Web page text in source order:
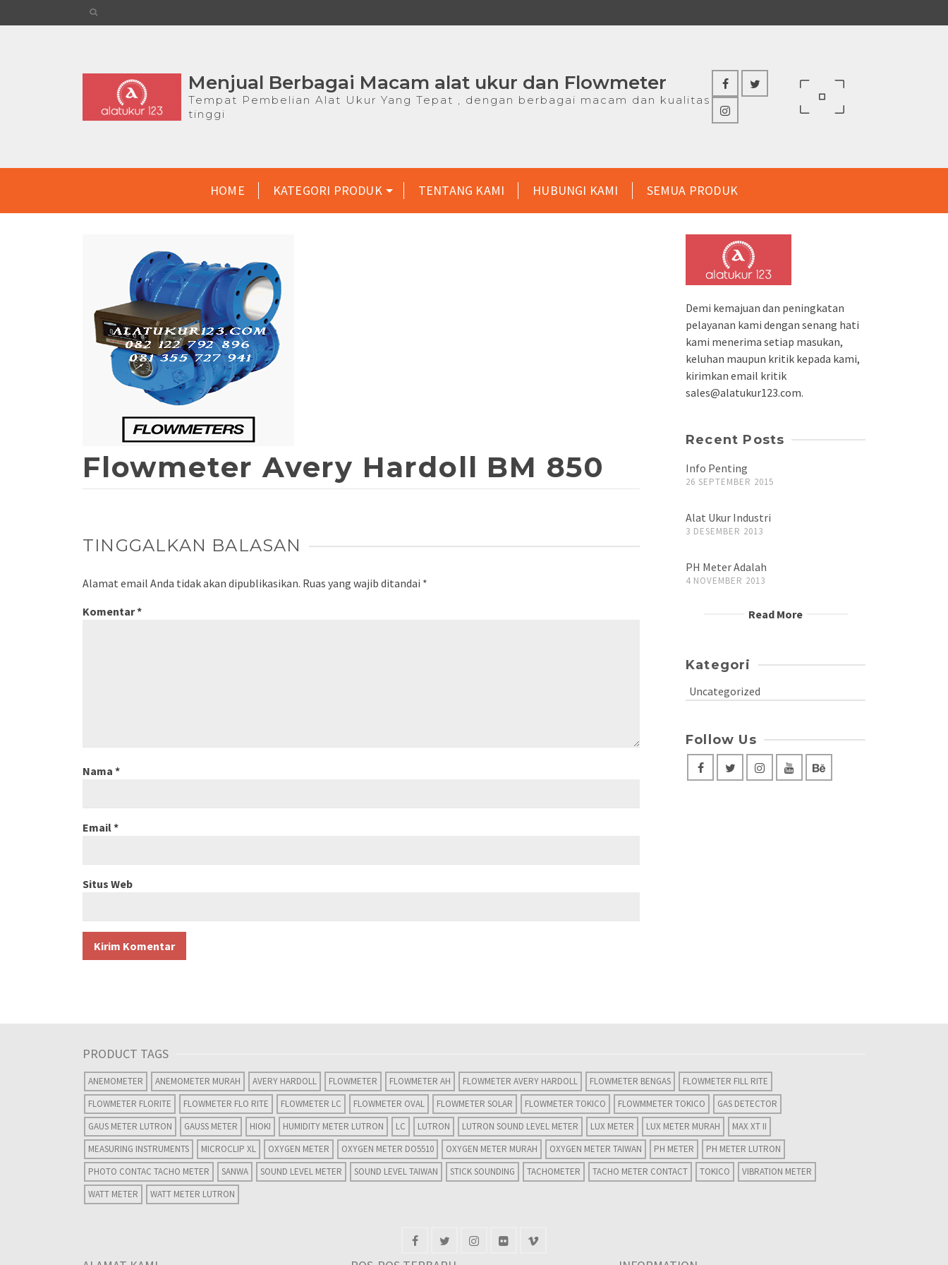
Menjual Berbagai Macam alat ukur dan Flowmeter
Tempat Pembelian Alat Ukur Yang Tepat , dengan berbagai macam dan kualitas
tinggi
HOME KATEGORI PRODUK TENTANG KAMI HUBUNGI KAMI SEMUA PRODUK
Flowmeter Avery Hardoll BM 850
TINGGALKAN BALASAN
Alamat email Anda tidak akan dipublikasikan. Ruas yang wajib ditandai *
Komentar*
Nama *
Email*
Situs Web
Demi kemajuan dan peningkatan
pelayanan kami dengan senang hati
kami menerima setiap masukan,
keluhan maupun kritik kepada kami,
kirimkan email kritik
sales@alatukur123.com.
Recent Posts
Info Penting
26 SEPTEMBER 2015
Alat Ukur Industri
3 DESEMBER 2013
PH Meter Adalah
4 NOVEMBER 2013
Read More
Kategori
Uncategorized
Follow Us
PRODUCT TAGS
ANEMOMETER ANEMOMETER MURAH AVERY HARDOLL FLOWMETER FLOWMETER AH FLOWMETER AVERY HARDOLL FLOWMETER BENGAS
FLOWMETER FILL RITE
FLOWMETER FLORITE
FLOWMETER FLO RITE FLOWMETER LC FLOWMETER OVAL FLOWMETER SOLAR FLOWMETER TOKICO FLOWMMETER TOKICO
GAS DETECTOR
GAUS METER LUTRON
GAUSS METER HIOKI HUMIDITY METER LUTRON LC LUTRON LUTRON SOUND LEVEL METER LUX METER LUX METER MURAH
MAX XT II
MEASURING INSTRUMENTS
MICROCLIP XL OXYGEN METER OXYGEN METER DO5510 OXYGEN METER MURAH OXYGEN METER TAIWAN PH METER
PH METER LUTRON
PHOTO CONTAC TACHO METER
SANWA SOUND LEVEL METER SOUND LEVEL TAIWAN STICK SOUNDING TACHOMETER TACHO METER CONTACT TOKICO
VIBRATION METER
WATT METER
WATT METER LUTRON